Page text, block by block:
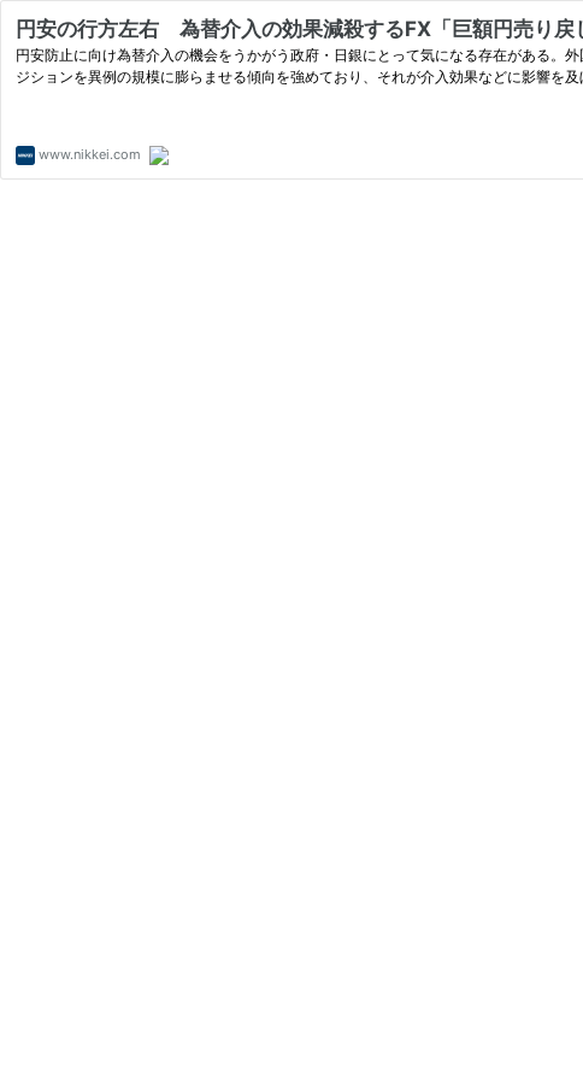
円安の行方左右 為替介入の効果減殺するFX「巨額円売り戻
円安防止に向け為替介入の機会をうかがう政府・日銀にとって気になる存在がある。
ジションを異例の規模に膨らませる傾向を強めており、それが介入効果などに影響を
www.nikkei.com